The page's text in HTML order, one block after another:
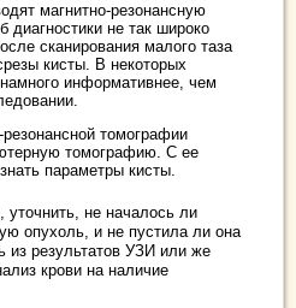
магнитно-резонансную
диагностики не так широко
сканирования малого таза
кисты. В некоторых
информативнее, чем
томографии
томографию. С ее
параметры кисты.
уточнить, не началось ли
опухоль, и не пустила ли она
из результатов УЗИ или же
крови на наличие